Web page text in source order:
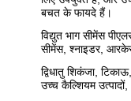
बचत के फायदे हैं।
विद्युत भाग सीमेंस
सीमेंस, श्नाइडर,
द्विधातु शिकंजा,
उच्च कैल्शियम